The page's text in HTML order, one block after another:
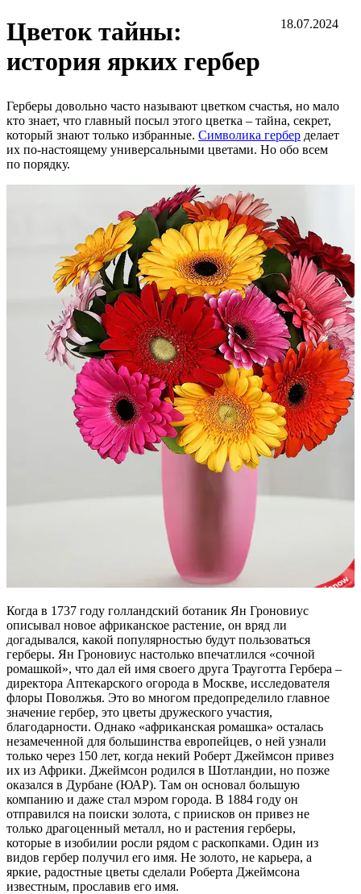
18.07.2024
Цветок тайны:
история ярких гербер
Герберы довольно часто называют цветком счастья, но мало
кто знает, что главный посыл этого цветка – тайна, секрет,
который знают только избранные. Символика гербер делает
их по-настоящему универсальными цветами. Но обо всем
по порядку.
Когда в 1737 году голландский ботаник Ян Гроновиус
описывал новое африканское растение, он вряд ли
догадывался, какой популярностью будут пользоваться
герберы. Ян Гроновиус настолько впечатлился «сочной
ромашкой», что дал ей имя своего друга Трауготта Гербера –
директора Аптекарского огорода в Москве, исследователя
флоры Поволжья. Это во многом предопределило главное
значение гербер, это цветы дружеского участия,
благодарности. Однако «африканская ромашка» осталась
незамеченной для большинства европейцев, о ней узнали
только через 150 лет, когда некий Роберт Джеймсон привез
их из Африки. Джеймсон родился в Шотландии, но позже
оказался в Дурбане (ЮАР). Там он основал большую
компанию и даже стал мэром города. В 1884 году он
отправился на поиски золота, с приисков он привез не
только драгоценный металл, но и растения герберы,
которые в изобилии росли рядом с раскопками. Один из
видов гербер получил его имя. Не золото, не карьера, а
яркие, радостные цветы сделали Роберта Джеймсона
известным, прославив его имя.